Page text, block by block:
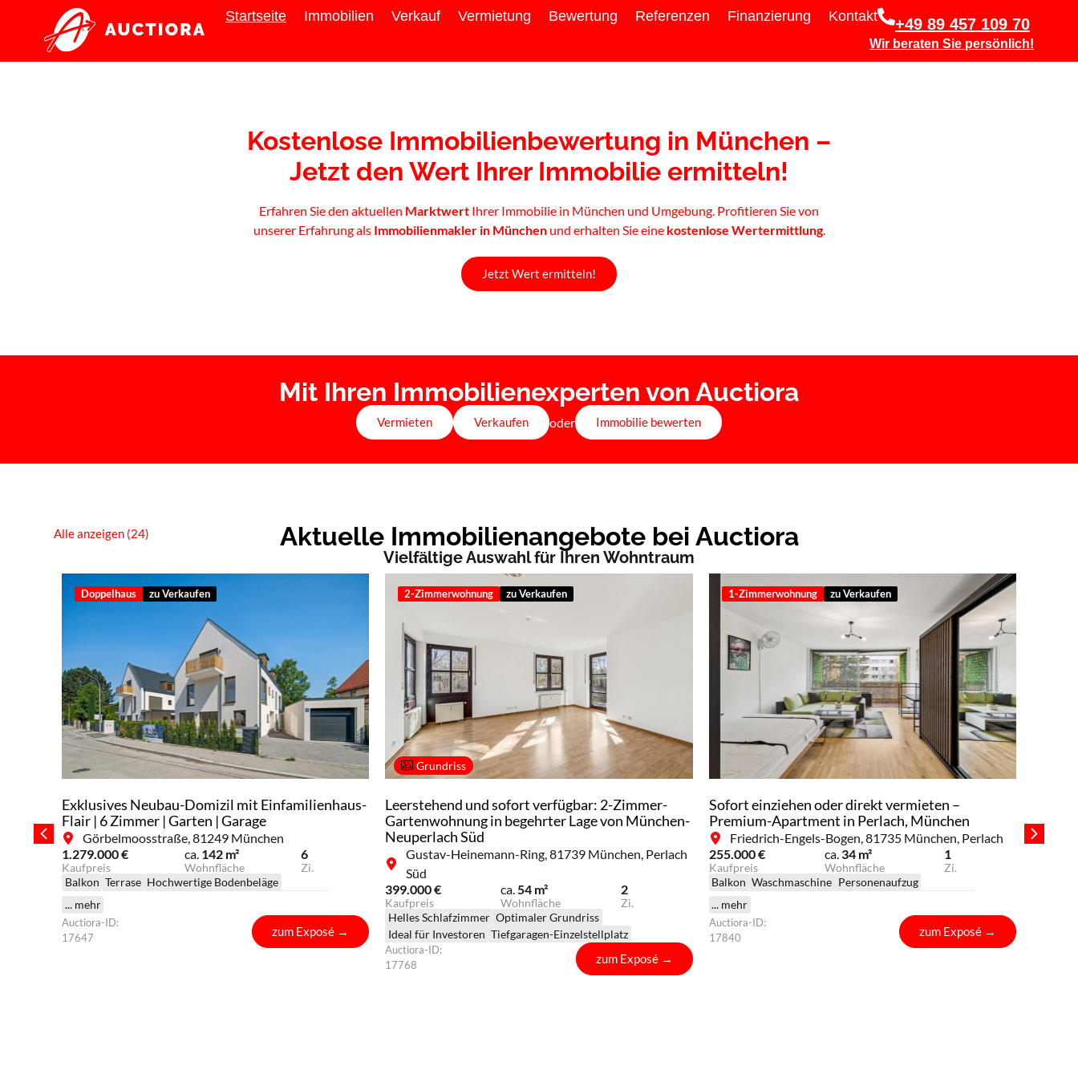
Startseite Immobilien Verkauf Vermietung Bewertung Referenzen Finanzierung Kontakt +49 89 457 109 70
Wir beraten Sie persönlich!
Kostenlose Immobilienbewertung in München –
Jetzt den Wert Ihrer Immobilie ermitteln!
Erfahren Sie den aktuellen Marktwert Ihrer Immobilie in München und Umgebung. Profitieren Sie von
unserer Erfahrung als Immobilienmakler in Münchenund erhalten Sie eine kostenlose Wertermittlung.
Jetzt Wert ermitteln!
Mit Ihren Immobilienexperten von Auctiora
Vermieten Verkaufen oder Immobilie bewerten
Aktuelle Immobilienangebote bei Auctiora
Vielfältige Auswahl für Ihren Wohntraum
Alle anzeigen (24)
Doppelhaus zu Verkaufen
Exklusives Neubau-Domizil mit Einfamilienhaus-
Flair | 6 Zimmer | Garten | Garage
Görbelmoosstraße, 81249 München
1.279.000 €
Kaufpreis
ca. 142 m²
Wohnfläche
6
Zi.
Balkon Terrase Hochwertige Bodenbeläge
Helles Schlafzimmer
Lichtdurchflutete Räume
Offener Wohn- und Essbereich
Optimaler Grundriss
Hochwertige Materialien
Bodenebene Dusche
... mehr
Auctiora-ID:
17647
zum Exposé →
2-Zimmerwohnung zu Verkaufen
Grundriss
Leerstehend und sofort verfügbar: 2-Zimmer-
Gartenwohnung in begehrter Lage von München-
Neuperlach Süd
Gustav-Heinemann-Ring, 81739 München, Perlach
Süd
399.000 €
Kaufpreis
ca. 54 m²
Wohnfläche
2
Zi.
Helles Schlafzimmer Optimaler Grundriss
Ideal für Investoren Tiefgaragen-Einzelstellplatz
Auctiora-ID:
17768
zum Exposé →
1-Zimmerwohnung zu Verkaufen
Sofort einziehen oder direkt vermieten –
Premium-Apartment in Perlach, München
Friedrich-Engels-Bogen, 81735 München, Perlach
255.000 €
Kaufpreis
ca. 34 m²
Wohnfläche
1
Zi.
Balkon Waschmaschine Personenaufzug
Grüne Umgebung und Parks
Moderne Küche
Einkaufsmöglichkeiten
Optimaler Grundriss
Optimale Raumaufteilung ruhige Lage
Beste Anbindung
... mehr
Auctiora-ID:
17840
zum Exposé →